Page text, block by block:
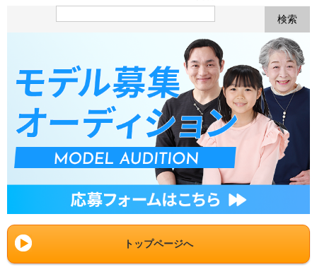
トップページへ